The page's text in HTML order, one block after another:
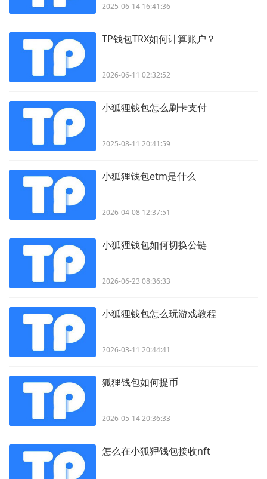
2025-06-14 16:41:36
TP钱包TRX如何计算账户？
2026-06-11 02:32:52
小狐狸钱包怎么刷卡支付
2025-08-11 20:41:59
小狐狸钱包etm是什么
2026-04-08 12:37:51
小狐狸钱包如何切换公链
2026-06-23 08:36:33
小狐狸钱包怎么玩游戏教程
2026-03-11 20:44:41
狐狸钱包如何提币
2026-05-14 20:36:33
怎么在小狐狸钱包接收nft